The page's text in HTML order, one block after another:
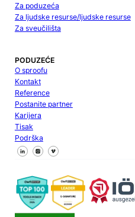
Za poduzeća
Za ljudske resurse/ljudske resurse
Za sveučilišta
PODUZEĆE
O sproofu
Kontakt
Reference
Postanite partner
Karijera
Tisak
Podrška
Pratite nas na Facebooku
Pratite nas na X
Pratite nas na